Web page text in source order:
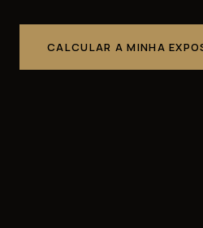
CALCULAR A MINHA